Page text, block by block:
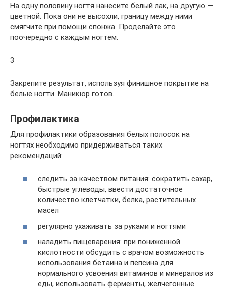
На одну половину ногтя нанесите белый лак, на другую —
цветной. Пока они не высохли, границу между ними
смягчите при помощи спонжа. Проделайте это
поочередно с каждым ногтем.
3
Закрепите результат, используя финишное покрытие на
белые ногти. Маникюр готов.
Профилактика
Для профилактики образования белых полосок на
ногтях необходимо придерживаться таких
рекомендаций:
следить за качеством питания: сократить сахар,
быстрые углеводы, ввести достаточное
количество клетчатки, белка, растительных
масел
регулярно ухаживать за руками и ногтями
наладить пищеварения: при пониженной
кислотности обсудить с врачом возможность
использования бетаина и пепсина для
нормального усвоения витаминов и минералов из
еды, использовать ферменты, желчегонные